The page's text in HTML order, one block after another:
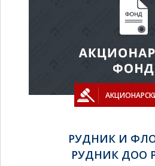
РУДНИК И
РУДНИК ДОО